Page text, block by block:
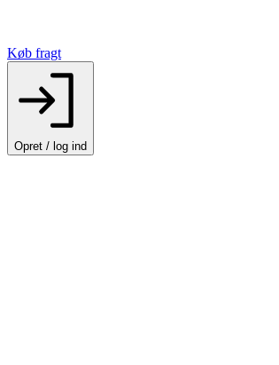
Køb fragt
Opret / log ind